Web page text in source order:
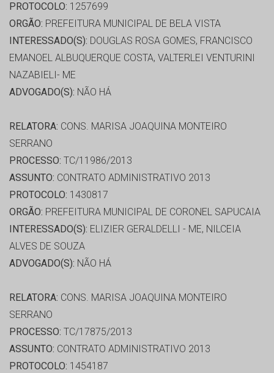
PROTOCOLO: 1257699
ORGÃO: PREFEITURA MUNICIPAL DE BELA VISTA
INTERESSADO(S): DOUGLAS ROSA GOMES, FRANCISCO
EMANOEL ALBUQUERQUE COSTA, VALTERLEI VENTURINI
NAZABIELI- ME
ADVOGADO(S): NÃO HÁ
RELATORA: CONS. MARISA JOAQUINA MONTEIRO
SERRANO
PROCESSO: TC/11986/2013
ASSUNTO: CONTRATO ADMINISTRATIVO 2013
PROTOCOLO: 1430817
ORGÃO: PREFEITURA MUNICIPAL DE CORONEL SAPUCAIA
INTERESSADO(S): ELIZIER GERALDELLI - ME, NILCEIA
ALVES DE SOUZA
ADVOGADO(S): NÃO HÁ
RELATORA: CONS. MARISA JOAQUINA MONTEIRO
SERRANO
PROCESSO: TC/17875/2013
ASSUNTO: CONTRATO ADMINISTRATIVO 2013
PROTOCOLO: 1454187